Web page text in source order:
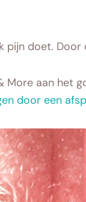
doet.
aan het
door een